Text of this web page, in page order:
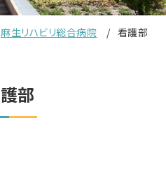
麻生リハビリ総合病院 看護部
部